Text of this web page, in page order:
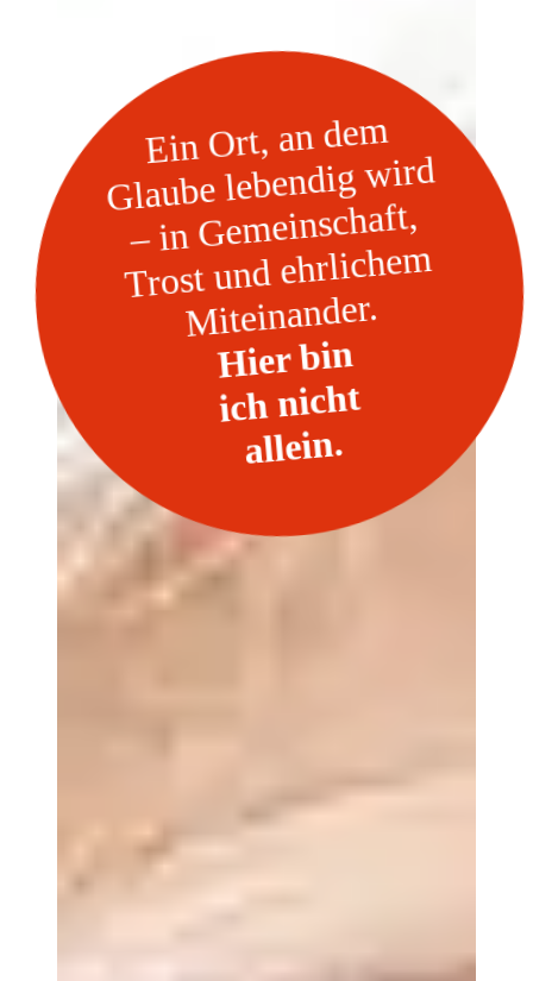
Ein
Ort, an de
m
Glaube lebendig
wird
– in
Ge
meinschaft,
Trost und ehrliche
m
Miteinander.
Hier bin
ich nicht
allein.